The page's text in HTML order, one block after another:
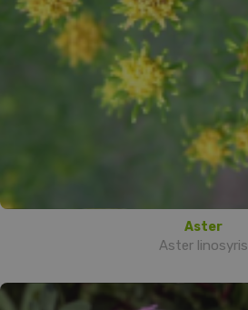
Aster
Aster linosyris